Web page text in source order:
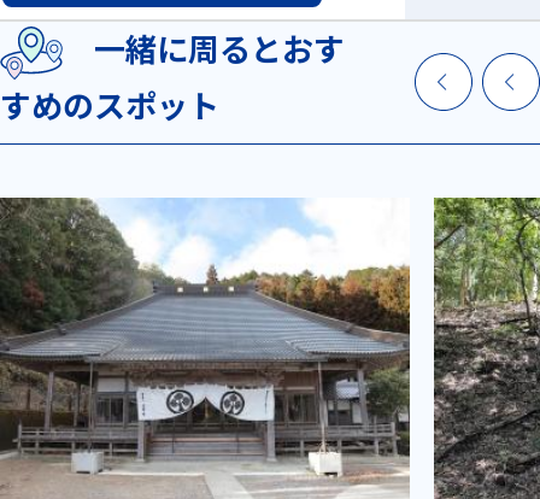
一緒に周るとおす
すめのスポット